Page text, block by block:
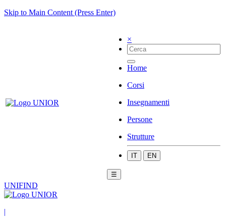
Skip to Main Content (Press Enter)
×
Home
Corsi
Insegnamenti
Persone
Strutture
IT EN
☰
UNIFIND
|